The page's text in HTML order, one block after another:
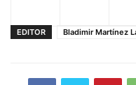
EDITOR Bladimir Martínez